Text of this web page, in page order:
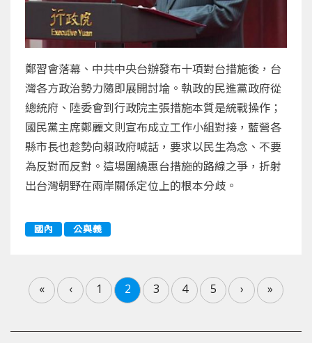
鄭習會落幕、中共中央台辦發布十項對台措施後，台
灣各方政治勢力隨即展開討埨。執政的民進黨政府從
總統府、陸委會到行政院主張措施本質是統戰操作；
國民黨主席鄭麗文則宣布成立工作小組對接，藍營各
縣市長也趁勢向賴政府喊話，要求以民生為念、不要
為反對而反對。這場圍繞惠台措施的路線之爭，折射
出台灣朝野在兩岸關係定位上的根本分歧。
國內 公與義
« ‹ 1 2 3 4 5 › »